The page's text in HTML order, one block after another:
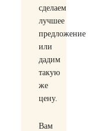
сделаем
лучшее
предложение
или
дадим
такую
же
цену.
Вам